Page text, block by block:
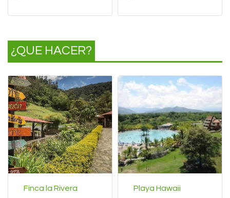
¿QUE HACER?
Finca la Rivera Playa Hawaii